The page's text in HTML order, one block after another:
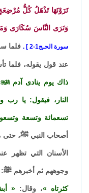
تَرَوْنَهَا تَذْهَلُ كُلُّ
وَتَرَى النَّاسَ سُكَارَى
سورة الحـج1-2 . فلما
عند قول يقوله، فلما
ذاك يوم ينادى آدم
النار، فيقول: يا
تسعمائة وتسعة
أصحاب النبي ﷺ، حتى
الأسنان التي تظهر
وجوههم ثم أخبرهم ﷺ:
كثرتاه ، وقال: